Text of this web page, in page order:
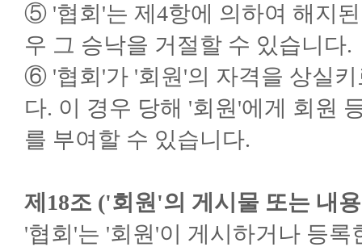
⑤ '협회'는 제4항에 의하여 해지
우 그 승낙을 거절할 수 있습니다.
⑥ '협회'가 '회원'의 자격을 상실
다. 이 경우 당해 '회원'에게 회원
를 부여할 수 있습니다.
제18조 ('회원'의 게시물 또는 내
'협회'는 '회원'이 게시하거나 등